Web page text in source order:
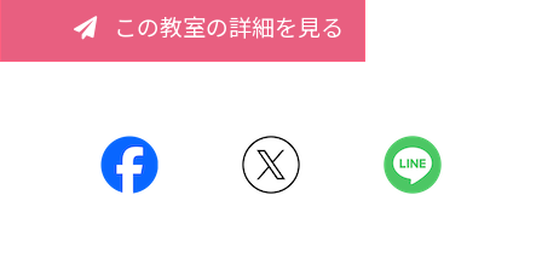
この教室の詳細を見る